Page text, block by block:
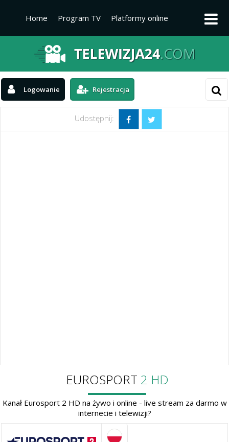
Home Program TV Platformy online
Platformy TV Kanały telewizyjne Aktualności
Logowanie Rejestracja
Udostępnij:
EUROSPORT 2 HD
Kanał Eurosport 2 HD na żywo i online - live stream za darmo w
internecie i telewizji?